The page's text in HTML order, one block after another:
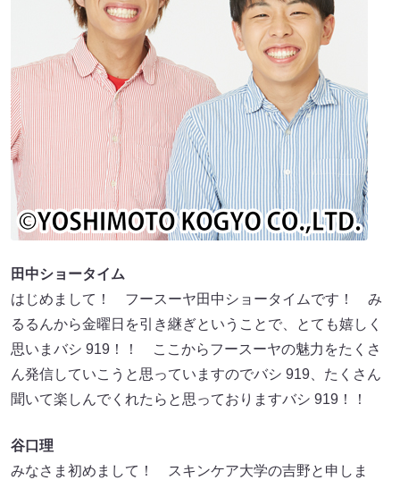
田中ショータイム
はじめまして！ フースーヤ田中ショータイムです！ み
るるんから金曜日を引き継ぎということで、とても嬉しく
思いまバシ 919！！ ここからフースーヤの魅力をたくさ
ん発信していこうと思っていますのでバシ 919、たくさん
聞いて楽しんでくれたらと思っておりますバシ 919！！
谷口理
みなさま初めまして！ スキンケア大学の吉野と申しま